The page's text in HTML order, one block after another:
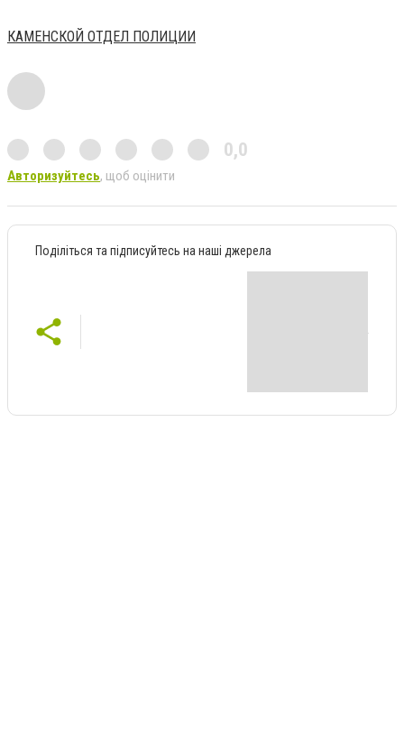
КАМЕНСКОЙ ОТДЕЛ ПОЛИЦИИ
0,0
Авторизуйтесь, щоб оцінити
Поділіться та підписуйтесь на наші джерела